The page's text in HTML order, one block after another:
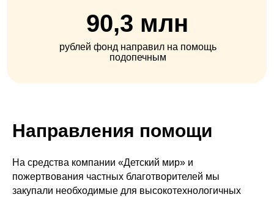
90,3 млн
рублей фонд направил на помощь
подопечным
Направления помощи
На средства компании «Детский мир» и
пожертвования частных благотворителей мы
закупали необходимые для высокотехнологичных